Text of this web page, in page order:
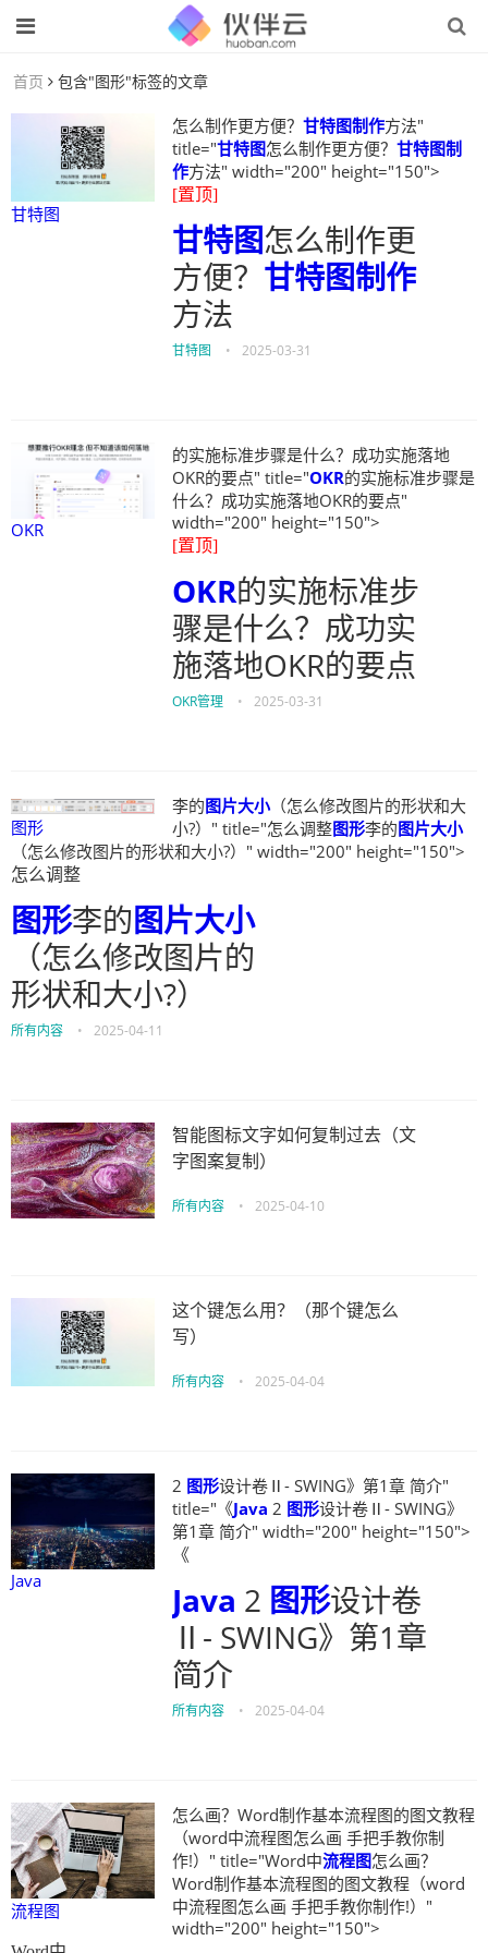
首页 包含"图形"标签的文章
甘特图
怎么制作更方便？ 甘特图制作方法"
title="甘特图怎么制作更方便？ 甘特图制
作方法" width="200" height="150">
[置顶]
甘特图怎么制作更
方便？ 甘特图制作
方法
甘特图 • 2025-03-31
OKR
的实施标准步骤是什么？成功实施落地
OKR的要点" title="OKR的实施标准步骤是
什么？成功实施落地OKR的要点"
width="200" height="150">
[置顶]
OKR的实施标准步
骤是什么？成功实
施落地OKR的要点
OKR管理 • 2025-03-31
图形
李的图片大小（怎么修改图片的形状和大
小?）" title="怎么调整图形李的图片大小
（怎么修改图片的形状和大小?）" width="200" height="150">
怎么调整
图形李的图片大小
（怎么修改图片的
形状和大小?）
所有内容 • 2025-04-11
智能图标文字如何复制过去（文
字图案复制）
所有内容 • 2025-04-10
这个键怎么用？（那个键怎么
写）
所有内容 • 2025-04-04
Java
2 图形设计卷Ⅱ- SWING》第1章 简介"
title="《Java 2 图形设计卷Ⅱ- SWING》
第1章 简介" width="200" height="150">
《
Java 2 图形设计卷
Ⅱ- SWING》第1章
简介
所有内容 • 2025-04-04
流程图
怎么画？Word制作基本流程图的图文教程
（word中流程图怎么画 手把手教你制
作!）" title="Word中流程图怎么画？
Word制作基本流程图的图文教程（word
中流程图怎么画 手把手教你制作!）"
width="200" height="150">